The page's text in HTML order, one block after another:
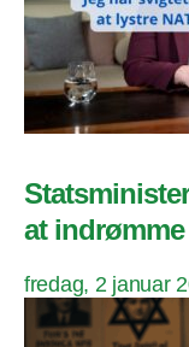
at
fredag, 2 januar